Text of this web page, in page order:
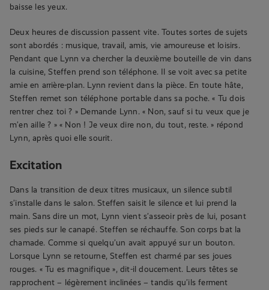
baisse les yeux.
Deux heures de discussion passent vite. Toutes sortes de sujets
sont abordés : musique, travail, amis, vie amoureuse et loisirs.
Pendant que Lynn va chercher la deuxième bouteille de vin dans
la cuisine, Steffen prend son téléphone. Il se voit avec sa petite
amie en arrière-plan. Lynn revient dans la pièce. En toute hâte,
Steffen remet son téléphone portable dans sa poche. « Tu dois
rentrer chez toi ? » Demande Lynn. « Non, sauf si tu veux que je
m’en aille ? » « Non ! Je veux dire non, du tout, reste. » répond
Lynn, après quoi elle sourit.
Excitation
Dans la transition de deux titres musicaux, un silence subtil
s’installe dans le salon. Steffen saisit le silence et lui prend la
main. Sans dire un mot, Lynn vient s’asseoir près de lui, posant
ses pieds sur le canapé. Steffen se réchauffe. Son corps bat la
chamade. Comme si quelqu’un avait appuyé sur un bouton.
Lorsque Lynn se retourne, Steffen est charmé par ses joues
rouges. « Tu es magnifique », dit-il doucement. Leurs têtes se
rapprochent – légèrement inclinées – tandis qu’ils ferment